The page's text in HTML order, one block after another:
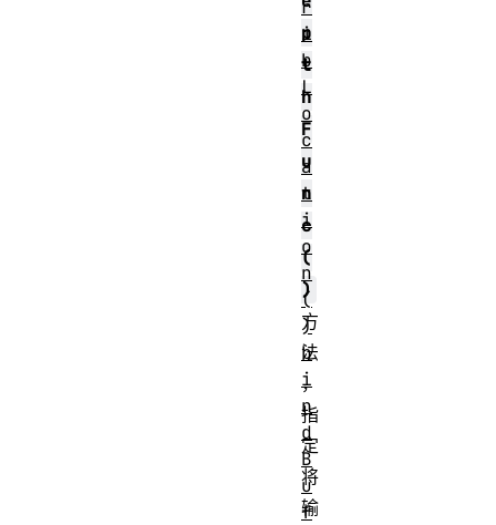
p
t
h
F
u
n
c
(
)
方
法
，
指
定
将
输
r
i
b
L
o
c
a
t
i
o
n
(
)
b
i
n
d
B
u
f